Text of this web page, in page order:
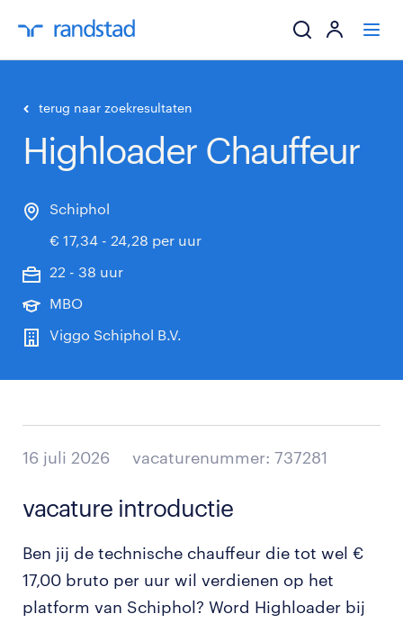
werkgevers
terug naar zoekresultaten
Highloader Chauffeur
Schiphol
€ 17,34 - 24,28 per uur
22 - 38 uur
MBO
Viggo Schiphol B.V.
16 juli 2026 vacaturenummer: 737281
vacature introductie
Ben jij de technische chauffeur die tot wel €
17,00 bruto per uur wil verdienen op het
platform van Schiphol? Word Highloader bij